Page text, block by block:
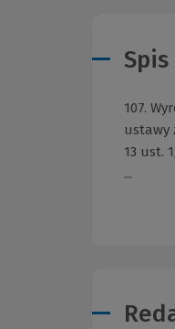
107.
ustawy
13 ust.
...